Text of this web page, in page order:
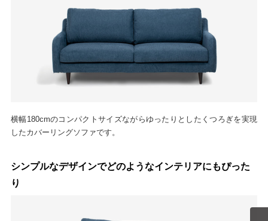
横幅180cmのコンパクトサイズながらゆったりとしたくつろぎを実現
したカバーリングソファです。
シンプルなデザインでどのようなインテリアにもぴった
り